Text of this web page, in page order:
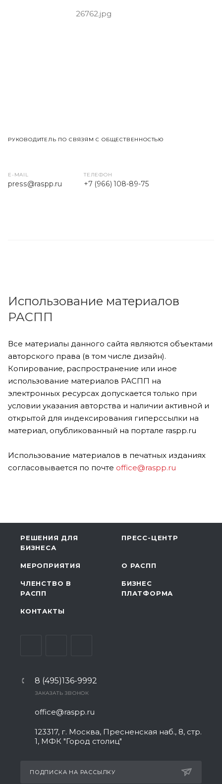
РУКОВОДИТЕЛЬ ПО СВЯЗЯМ С ОБЩЕСТВЕННОСТЬЮ
E-MAIL
press@raspp.ru
ТЕЛЕФОН
+7 (966) 108-89-75
Использование материалов
РАСПП
Все материалы данного сайта являются объектами
авторского права (в том числе дизайн).
Копирование, распространение или иное
использование материалов РАСПП на
электронных ресурсах допускается только при
условии указания авторства и наличии активной и
открытой для индексирования гиперссылки на
материал, опубликованный на портале raspp.ru
Использование материалов в печатных изданиях
согласовывается по почте office@raspp.ru
РЕШЕНИЯ ДЛЯ
БИЗНЕСА
ПРЕСС-ЦЕНТР
МЕРОПРИЯТИЯ О РАСПП
ЧЛЕНСТВО В
РАСПП
БИЗНЕС
ПЛАТФОРМА
КОНТАКТЫ
8 (495)136-9992
ЗАКАЗАТЬ ЗВОНОК
office@raspp.ru
123317, г. Москва, Пресненская наб., 8, стр.
1, МФК "Город столиц"
ПОДПИСКА НА РАССЫЛКУ